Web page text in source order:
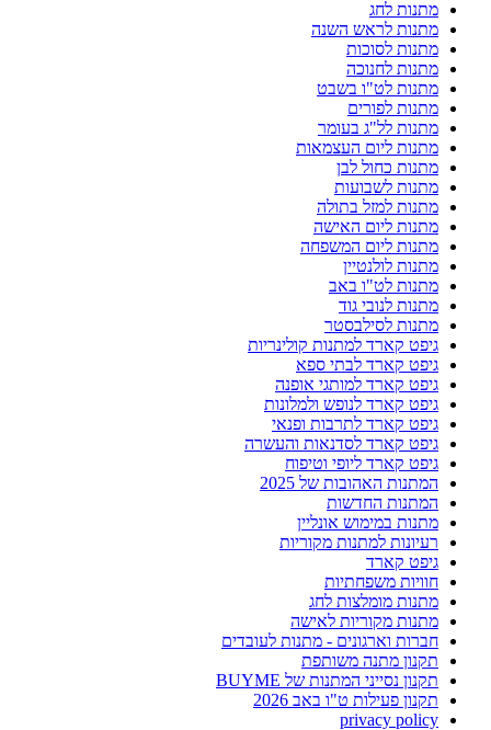
מתנות לחג
מתנות לראש השנה
מתנות לסוכות
מתנות לחנוכה
מתנות לט"ו בשבט
מתנות לפורים
מתנות לל"ג בעומר
מתנות ליום העצמאות
מתנות כחול לבן
מתנות לשבועות
מתנות למזל בתולה
מתנות ליום האישה
מתנות ליום המשפחה
מתנות לולנטיין
מתנות לט"ו באב
מתנות לנובי גוד
מתנות לסילבסטר
גיפט קארד למתנות קולינריות
גיפט קארד לבתי ספא
גיפט קארד למותגי אופנה
גיפט קארד לנופש ולמלונות
גיפט קארד לתרבות ופנאי
גיפט קארד לסדנאות והעשרה
גיפט קארד ליופי וטיפוח
המתנות האהובות של 2025
המתנות החדשות
מתנות במימוש אונליין
רעיונות למתנות מקוריות
גיפט קארד
חוויות משפחתיות
מתנות מומלצות לחג
מתנות מקוריות לאישה
חברות וארגונים - מתנות לעובדים
תקנון מתנה משותפת
תקנון נסייני המתנות של BUYME
תקנון פעילות ט"ו באב 2026
privacy policy